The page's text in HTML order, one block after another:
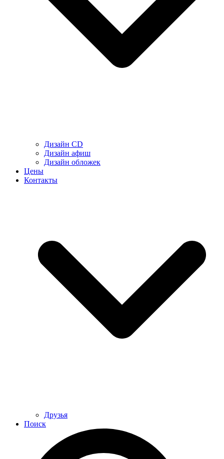
Дизайн CD
Дизайн афиш
Дизайн обложек
Цены
Контакты
Друзья
Поиск